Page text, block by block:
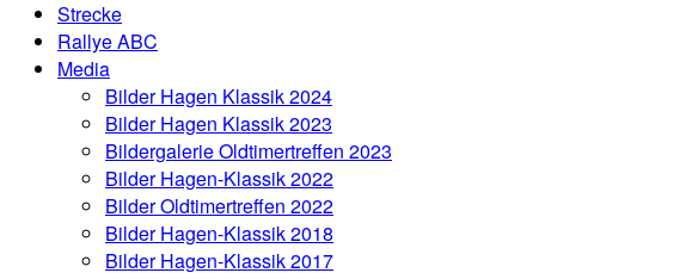
Strecke
Rallye ABC
Media
Bilder Hagen Klassik 2024
Bilder Hagen Klassik 2023
Bildergalerie Oldtimertreffen 2023
Bilder Hagen-Klassik 2022
Bilder Oldtimertreffen 2022
Bilder Hagen-Klassik 2018
Bilder Hagen-Klassik 2017